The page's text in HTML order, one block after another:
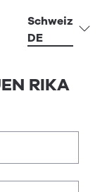
Schweiz
DE
RIKA